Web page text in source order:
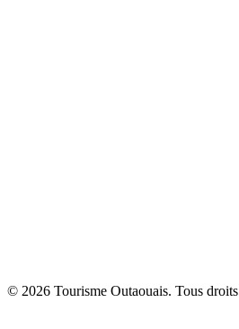
© 2026 Tourisme Outaouais. Tous droits